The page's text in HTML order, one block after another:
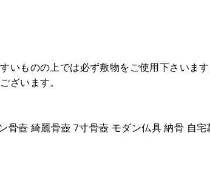
ものの上では必ず敷物をご使用下さいます
ざいます。
壺 綺麗骨壺 7寸骨壺 モダン仏具 納骨 自